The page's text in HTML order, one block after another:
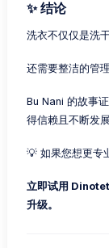
✨ 结论
洗衣不仅仅是洗干
还需要整洁的管
Bu Nani 的故事
得信赖且不断发
💡 如果您想更专
立即试用
升级。